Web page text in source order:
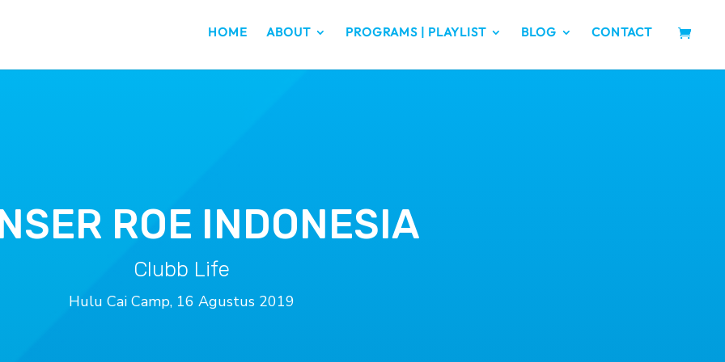
HOME ABOUT PROGRAMS | PLAYLIST BLOG CONTACT
ROE INDONESIA
Clubb Life
Hulu Cai Camp, 16 Agustus 2019